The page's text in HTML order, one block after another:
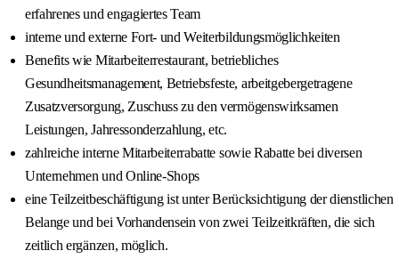
erfahrenes und engagiertes Team
interne und externe Fort- und Weiterbildungsmöglichkeiten
Benefits wie Mitarbeiterrestaurant, betriebliches
Gesundheitsmanagement, Betriebsfeste, arbeitgebergetragene
Zusatzversorgung, Zuschuss zu den vermögenswirksamen
Leistungen, Jahressonderzahlung, etc.
zahlreiche interne Mitarbeiterrabatte sowie Rabatte bei diversen
Unternehmen und Online-Shops
eine Teilzeitbeschäftigung ist unter Berücksichtigung der dienstlichen
Belange und bei Vorhandensein von zwei Teilzeitkräften, die sich
zeitlich ergänzen, möglich.